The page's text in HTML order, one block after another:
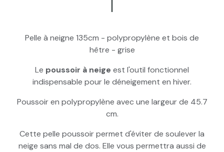
Pelle à neigne 135cm - polypropylène et bois de
hêtre - grise
Le poussoir à neige est l'outil fonctionnel
indispensable pour le déneigement en hiver.
Poussoir en polypropylène avec une largeur de 45.7
cm.
Cette pelle poussoir permet d'éviter de soulever la
neige sans mal de dos. Elle vous permettra aussi de